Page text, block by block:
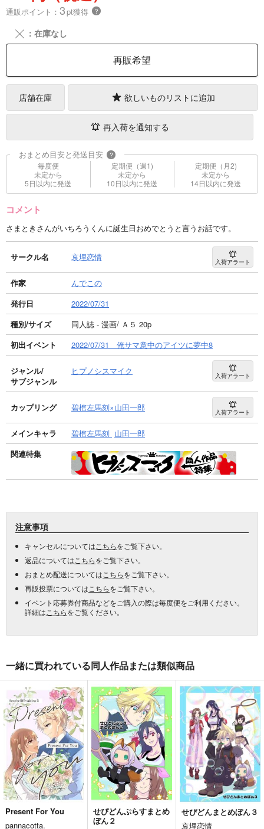
通販ポイント： 3pt獲得 ？
╳ ：在庫なし
再販希望
店舗在庫 欲しいものリストに追加
再入荷を通知する
おまとめ目安と発送目安 ?
毎度便
未定から
5日以内に発送
定期便（週1)
未定から
10日以内に発送
定期便（月2)
未定から
14日以内に発送
コメント
さまときさんがいちろうくんに誕生日おめでとうと言うお話です。
サークル名 哀埋恋情 入荷アラート
作家
んでこの
発行日
2022/07/31
種別/サイズ
同人誌 - 漫画/ Ａ５ 20p
初出イベント
2022/07/31 俺サマ意中のアイツに夢中8
ジャンル/
サブジャンル
ヒプノシスマイク 入荷アラート
カップリング 碧棺左馬刻×山田一郎 入荷アラート
メインキャラ 碧棺左馬刻 山田一郎
関連特集
注意事項
キャンセルについては こちらをご覧下さい。
返品については こちらをご覧下さい。
おまとめ配送については こちらをご覧下さい。
再販投票については こちらをご覧下さい。
イベント応募券付商品などをご購入の際は毎度便をご利用ください。
詳細は こちらをご覧ください。
一緒に買われている同人作品または類似商品
Present For You
pannacotta.
せぴどんぷらすまとめ
ぼん２
せぴどんまとめぼん３
哀埋恋情